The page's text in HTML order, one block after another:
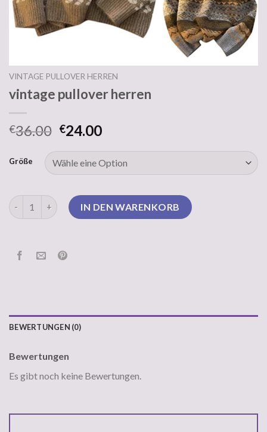
VINTAGE PULLOVER HERREN
vintage pullover herren
€36.00 €24.00
Größe
vintage pullover herren MengeIN DEN WARENKORB
BEWERTUNGEN (0)
Bewertungen
Es gibt noch keine Bewertungen.